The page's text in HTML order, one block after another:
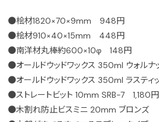
●桧材1820×70×9mm 948円
●桧材910×40×15mm 448円
●南洋材丸棒約600×10φ 148円
●オールドウッドワックス 350ml ウォル
●オールドウッドワックス 350ml ラステ
●ストレートビット 10mm SRB-7 1,180円
●木割れ防止ビスミニ 20mm ブロン